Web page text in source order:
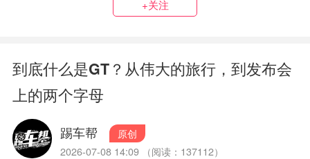
+关注
到底什么是GT？从伟大的旅行，到发布会
上的两个字母
踢车帮
原创
2026-07-08 14:09 （阅读：137112）